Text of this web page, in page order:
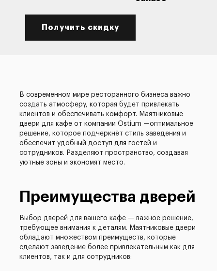
Получить скидку
В современном мире ресторанного бизнеса важно
создать атмосферу, которая будет привлекать
клиентов и обеспечивать комфорт. Маятниковые
двери для кафе от компании Ostium —оптимальное
решение, которое подчеркнёт стиль заведения и
обеспечит удобный доступ для гостей и
сотрудников. Разделяют пространство, создавая
уютные зоны и экономят место.
Преимущества дверей
Выбор дверей для вашего кафе — важное решение,
требующее внимания к деталям. Маятниковые двери
обладают множеством преимуществ, которые
сделают заведение более привлекательным как для
клиентов, так и для сотрудников: